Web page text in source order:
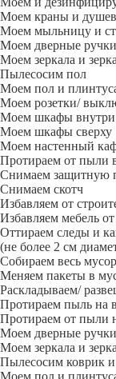
Моем краны и
Моем мыльницу и
Моем дверные
Моем зеркала и
Пылесосим пол
Моем пол и
Моем розетки/
Моем шкафы внутри
Моем шкафы сверху
Моем настенный
Протираем от пыли
Снимаем защитную
Снимаем скотч
Избавляем от
Избавляем мебель
Оттираем следы и
(не более 2 см
Собираем весь мусор
Меняем пакеты в
Раскладываем/
Протираем пыль на
Протираем от пыли
Моем дверные ручки
Моем зеркала и
Пылесосим коврик
Моем пол и